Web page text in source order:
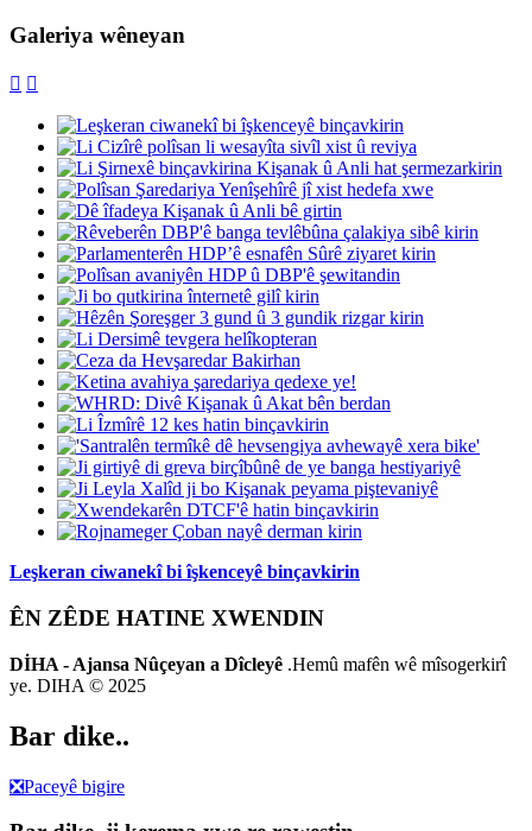
Galeriya wêneyan
 
Leşkeran ciwanekî bi îşkenceyê binçavkirin
ÊN ZÊDE HATINE XWENDIN
DİHA - Ajansa Nûçeyan a Dîcleyê .Hemû mafên wê mîsogerkirî
ye. DIHA © 2025
Bar dike..
❎Paceyê bigire